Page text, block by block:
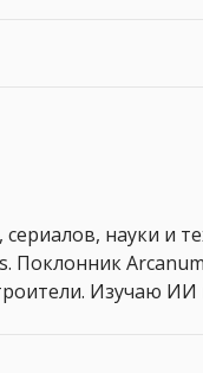
науки и
Поклонник
Изучаю ИИ